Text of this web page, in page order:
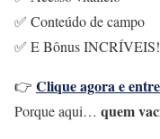
✅ Conteúdo de campo
✅ E Bônus INCRÍVEIS!
👉 Clique agora e
Porque aqui… quem